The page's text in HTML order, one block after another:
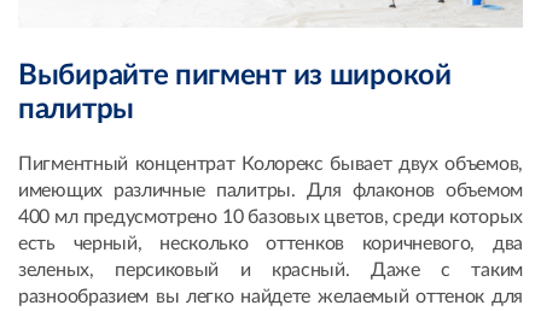
Выбирайте пигмент из широкой
палитры
Пигментный концентрат Колорекс бывает двух объемов,
имеющих различные палитры. Для флаконов объемом
400 мл предусмотрено 10 базовых цветов, среди которых
есть черный, несколько оттенков коричневого, два
зеленых, персиковый и красный. Даже с таким
разнообразием вы легко найдете желаемый оттенок для